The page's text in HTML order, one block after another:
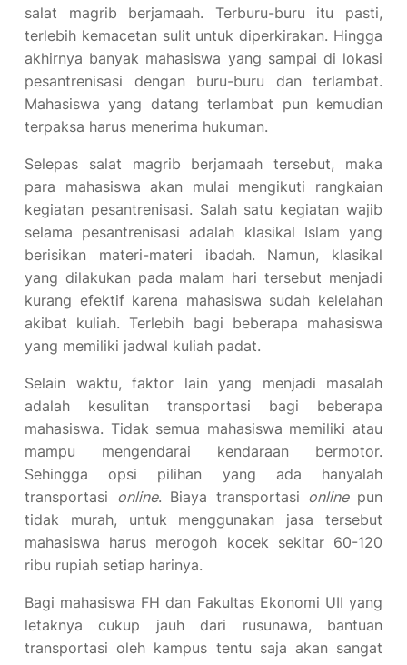
salat magrib berjamaah. Terburu-buru itu pasti,
terlebih kemacetan sulit untuk diperkirakan. Hingga
akhirnya banyak mahasiswa yang sampai di lokasi
pesantrenisasi dengan buru-buru dan terlambat.
Mahasiswa yang datang terlambat pun kemudian
terpaksa harus menerima hukuman.
Selepas salat magrib berjamaah tersebut, maka
para mahasiswa akan mulai mengikuti rangkaian
kegiatan pesantrenisasi. Salah satu kegiatan wajib
selama pesantrenisasi adalah klasikal Islam yang
berisikan materi-materi ibadah. Namun, klasikal
yang dilakukan pada malam hari tersebut menjadi
kurang efektif karena mahasiswa sudah kelelahan
akibat kuliah. Terlebih bagi beberapa mahasiswa
yang memiliki jadwal kuliah padat.
Selain waktu, faktor lain yang menjadi masalah
adalah kesulitan transportasi bagi beberapa
mahasiswa. Tidak semua mahasiswa memiliki atau
mampu mengendarai kendaraan bermotor.
Sehingga opsi pilihan yang ada hanyalah
transportasi online. Biaya transportasi online pun
tidak murah, untuk menggunakan jasa tersebut
mahasiswa harus merogoh kocek sekitar 60-120
ribu rupiah setiap harinya.
Bagi mahasiswa FH dan Fakultas Ekonomi UII yang
letaknya cukup jauh dari rusunawa, bantuan
transportasi oleh kampus tentu saja akan sangat